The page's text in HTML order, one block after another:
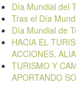
Día Mundial del
Tras el Día
Día Mundial de
HACIA EL
ACCIONES,
TURISMO Y
APORTANDO